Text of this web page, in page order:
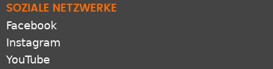
SOZIALE NETZWERKE
Facebook
Instagram
YouTube